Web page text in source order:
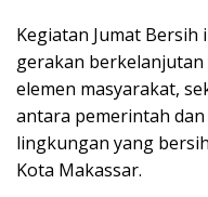
Kegiatan Jumat
gerakan
elemen masyarakat,
antara pemerintah
lingkungan yang
Kota Makassar.